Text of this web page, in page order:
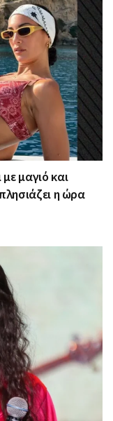
μαγιό και
η ώρα